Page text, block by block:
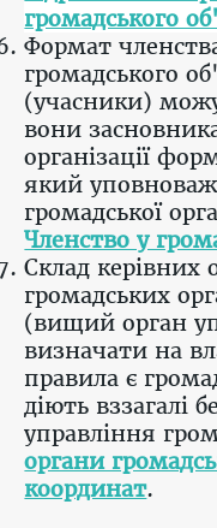
громадського
Формат
громадського
(учасники)
вони
організації
який
громадської
Членство у
Склад керівних
громадських
(вищий орган
визначати на
правила є
діють вззагалі
управління
органи
координат.